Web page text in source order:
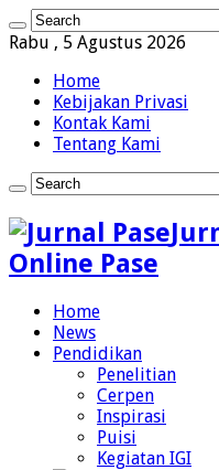
Rabu , 5 Agustus 2026
Home
Kebijakan Privasi
Kontak Kami
Tentang Kami
Online Pase
Home
News
Pendidikan
Penelitian
Cerpen
Inspirasi
Puisi
Kegiatan IGI